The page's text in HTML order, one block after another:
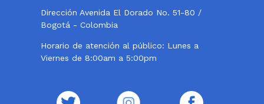
Dirección Avenida El Dorado No. 51-80 /
Bogotá - Colombia
Horario de atención al público: Lunes a
Viernes de 8:00am a 5:00pm